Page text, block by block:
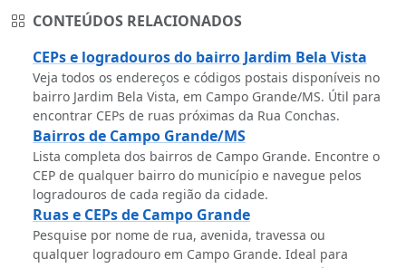
CONTEÚDOS RELACIONADOS
CEPs e logradouros do bairro Jardim Bela Vista
Veja todos os endereços e códigos postais disponíveis no
bairro Jardim Bela Vista, em Campo Grande/MS. Útil para
encontrar CEPs de ruas próximas da Rua Conchas.
Bairros de Campo Grande/MS
Lista completa dos bairros de Campo Grande. Encontre o
CEP de qualquer bairro do município e navegue pelos
logradouros de cada região da cidade.
Ruas e CEPs de Campo Grande
Pesquise por nome de rua, avenida, travessa ou
qualquer logradouro em Campo Grande. Ideal para